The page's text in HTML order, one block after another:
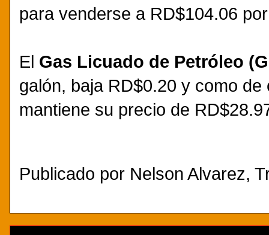
para venderse a RD$104.06
El Gas Licuado de Petróleo
galón, baja RD$0.20 y como
mantiene su precio de
Publicado por Nelson Alvarez,